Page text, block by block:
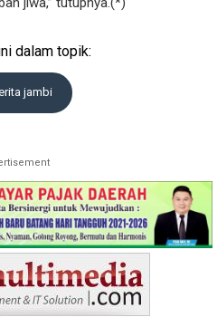
dalam topik:
jambi